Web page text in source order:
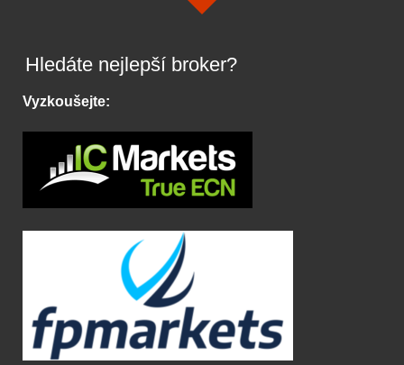
Hledáte nejlepší broker?
Vyzkoušejte: